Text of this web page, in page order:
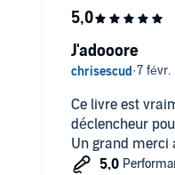
Ce livre est
déclencheur
Un grand merci
J'adooore